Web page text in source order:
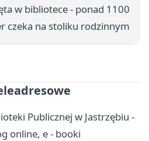
w bibliotece - ponad 1100
czeka na stoliku rodzinnym
Publicznej w Jastrzębiu -
online, e - booki